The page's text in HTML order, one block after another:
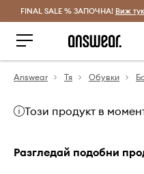
FINAL SALE % ЗАПОЧНА! Виж тук
Answear Тя Обувки
Този продукт в
Разгледай подобни